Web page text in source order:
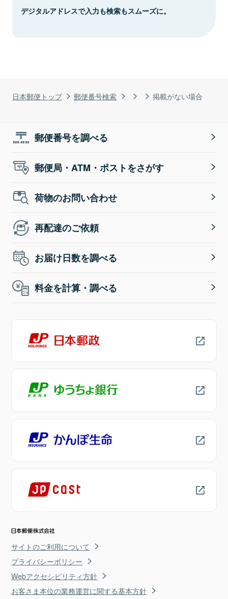
日本郵便トップ 郵便番号検索 掲載がない場合
デジタルアドレスで入力も検索もスムーズに。
郵便番号を調べる
郵便局・ATM・ポストをさがす
荷物のお問い合わせ
再配達のご依頼
お届け日数を調べる
料金を計算・調べる
サイトのご利用について
プライバシーポリシー
Webアクセシビリティ方針
お客さま本位の業務運営に関する基本方針